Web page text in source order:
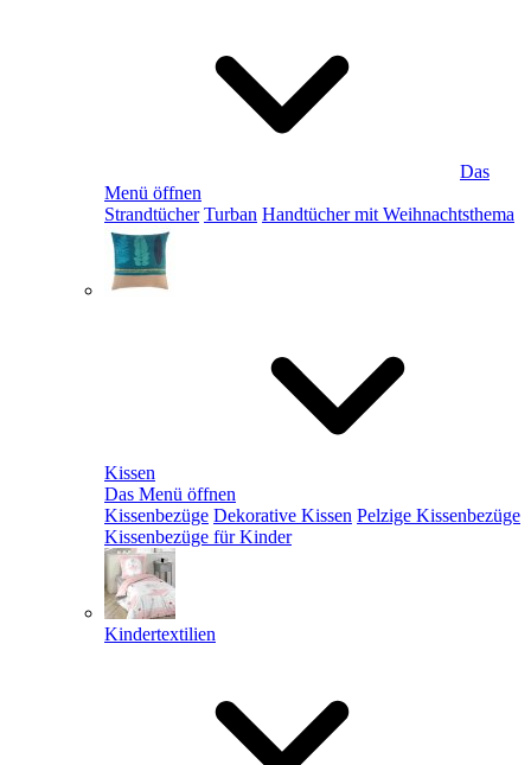
Das
Menü öffnen
Strandtücher Turban Handtücher mit Weihnachtsthema
Kissen
Das Menü öffnen
Kissenbezüge Dekorative Kissen Pelzige Kissenbezüge
Kissenbezüge für Kinder
Kindertextilien